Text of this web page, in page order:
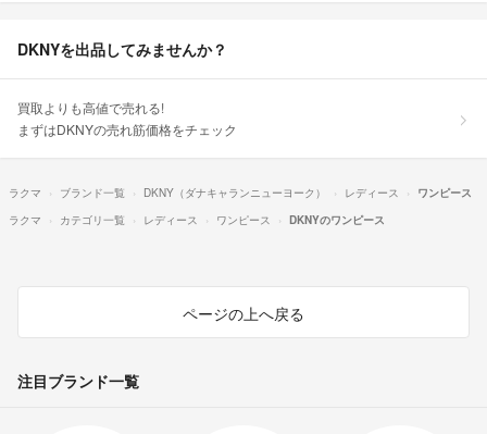
DKNYを出品してみませんか？
買取よりも高値で売れる!
まずはDKNYの売れ筋価格をチェック
ラクマ ブランド一覧 DKNY（ダナキャランニューヨーク） レディース
ワンピース
ラクマ
カテゴリ一覧 レディース ワンピース DKNYのワンピース
ページの上へ戻る
注目ブランド一覧